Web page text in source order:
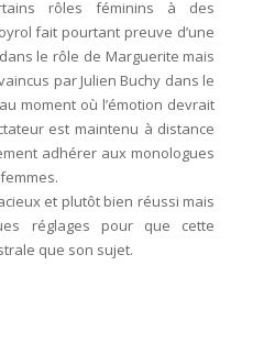
rôles féminins à des
fait pourtant preuve d’une
le rôle de Marguerite mais
par Julien Buchy dans le
moment où l’émotion devrait
est maintenu à distance
adhérer aux monologues
et plutôt bien réussi mais
réglages pour que cette
que son sujet.